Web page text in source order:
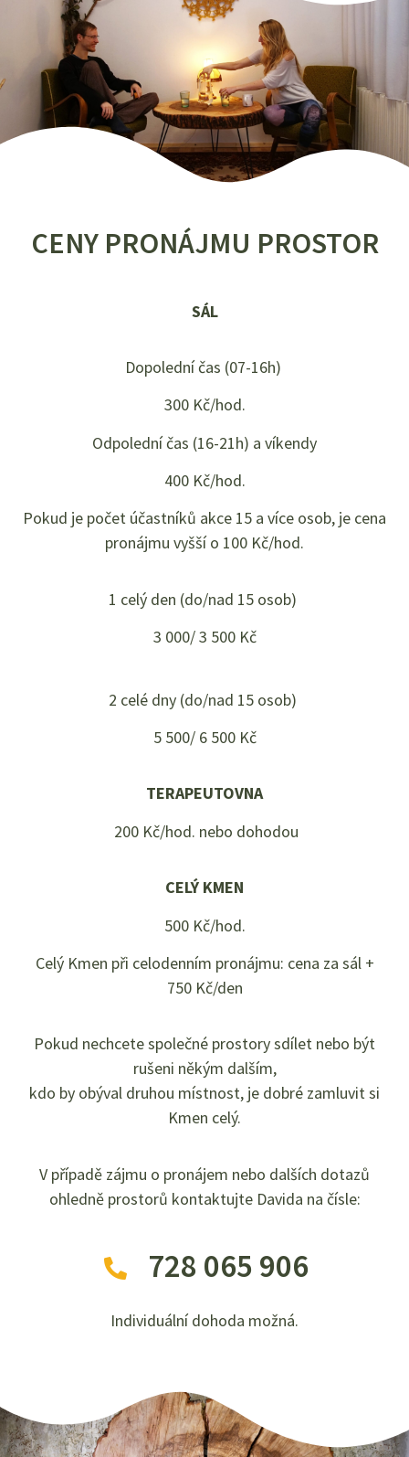
CENY PRONÁJMU PROSTOR
SÁL
Dopolední čas (07-16h)
300 Kč/hod.
Odpolední čas (16-21h) a víkendy
400 Kč/hod.
Pokud je počet účastníků akce 15 a více osob, je cena
pronájmu vyšší o 100 Kč/hod.
1 celý den (do/nad 15 osob)
3 000/ 3 500 Kč
2 celé dny (do/nad 15 osob)
5 500/ 6 500 Kč
TERAPEUTOVNA
200 Kč/hod. nebo dohodou
CELÝ KMEN
500 Kč/hod.
Celý Kmen při celodenním pronájmu: cena za sál +
750 Kč/den
Pokud nechcete společné prostory sdílet nebo být
rušeni někým dalším,
kdo by obýval druhou místnost, je dobré zamluvit si
Kmen celý.
V případě zájmu o pronájem nebo dalších dotazů
ohledně prostorů kontaktujte Davida na čísle:
728 065 906
Individuální dohoda možná.